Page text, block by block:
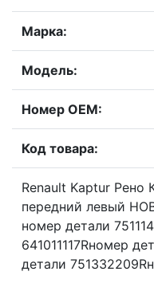
Марка:
Модель:
Номер OEM:
Код товара:
Renault Kaptur Рено
передний левый
номер детали
641011117Rномер
детали